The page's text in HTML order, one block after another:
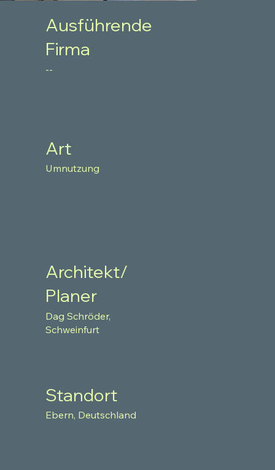
Ausführende
Firma
--
Architekt/
Planer
Dag Schröder,
Schweinfurt
Art
Umnutzung
Standort
Ebern, Deutschland